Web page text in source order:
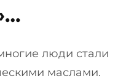
люди стали
маслами.